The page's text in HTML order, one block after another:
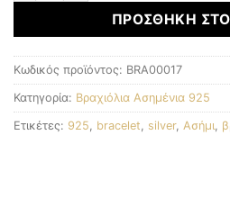
ΠΡΟΣΘΉΚΗ
Κωδικός προϊόντος: BRA00017
Κατηγορία: Βραχιόλια Ασημένια 925
Ετικέτες: 925 bracelet silver, Ασήμι